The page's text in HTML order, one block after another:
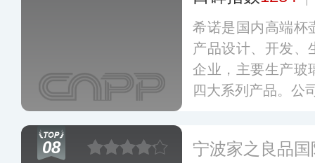
希诺是国内高端杯
产品设计、开发、
企业，主要生产玻
四大系列产品。公
08 宁波家之良品